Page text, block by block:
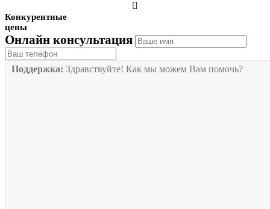

Конкурентные
цены
Онлайн консультация
Поддержка: Здравствуйте! Как мы можем Вам помочь?